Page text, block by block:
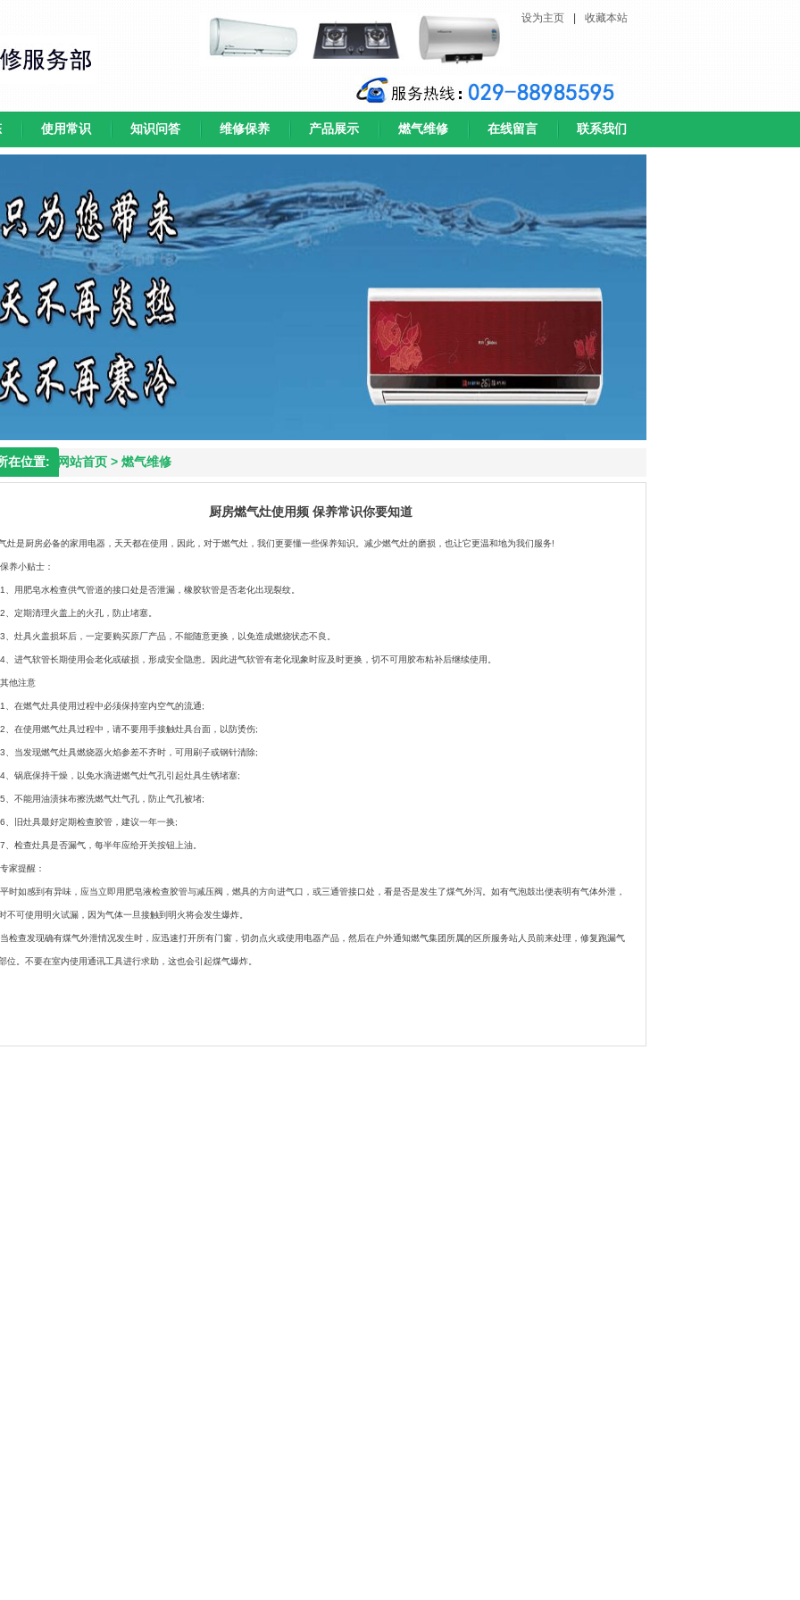
设为主页 收藏本站
使用常识 知识问答 维修保养 产品展示 燃气维修 在线留言 联系我们
在位置: 网站首页 > 燃气维修
厨房燃气灶使用频 保养常识你要知道
灶是厨房必备的家用电器，天天都在使用，因此，对于燃气灶，我们更要懂一些保养知识。减少燃气灶的磨损，也让它更温和地为我们服务!
小贴士：
用肥皂水检查供气管道的接口处是否泄漏，橡胶软管是否老化出现裂纹。
定期清理火盖上的火孔，防止堵塞。
灶具火盖损坏后，一定要购买原厂产品，不能随意更换，以免造成燃烧状态不良。
进气软管长期使用会老化或破损，形成安全隐患。因此进气软管有老化现象时应及时更换，切不可用胶布粘补后继续使用。
注意
在燃气灶具使用过程中必须保持室内空气的流通;
在使用燃气灶具过程中，请不要用手接触灶具台面，以防烫伤;
当发现燃气灶具燃烧器火焰参差不齐时，可用刷子或钢针清除;
锅底保持干燥，以免水滴进燃气灶气孔引起灶具生锈堵塞;
不能用油渍抹布擦洗燃气灶气孔，防止气孔被堵;
旧灶具最好定期检查胶管，建议一年一换;
检查灶具是否漏气，每半年应给开关按钮上油。
提醒：
如感到有异味，应当立即用肥皂液检查胶管与减压阀，燃具的方向进气口，或三通管接口处，看是否是发生了煤气外泻。如有气泡鼓出便表明有气体外泄，
不可使用明火试漏，因为气体一旦接触到明火将会发生爆炸。
查发现确有煤气外泄情况发生时，应迅速打开所有门窗，切勿点火或使用电器产品，然后在户外通知燃气集团所属的区所服务站人员前来处理，修复跑漏气
位。不要在室内使用通讯工具进行求助，这也会引起煤气爆炸。